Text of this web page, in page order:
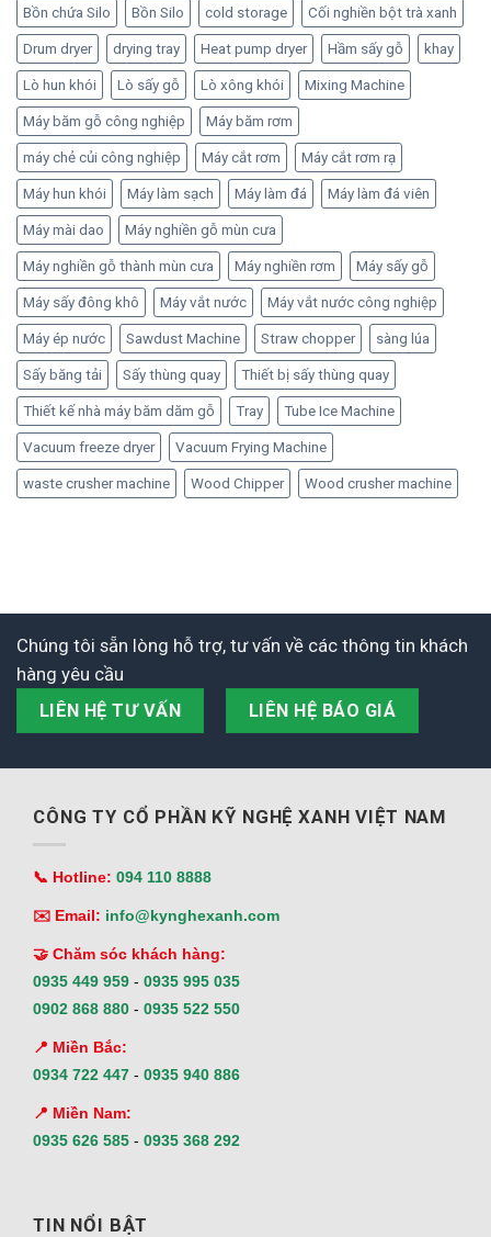
Bồn chứa Silo Bồn Silo cold storage Cối nghiền bột trà xanh
Drum dryer drying tray Heat pump dryer Hầm sấy gỗ khay
Lò hun khói Lò sấy gỗ Lò xông khói Mixing Machine
Máy băm gỗ công nghiệp Máy băm rơm
máy chẻ củi công nghiệp Máy cắt rơm Máy cắt rơm rạ
Máy hun khói Máy làm sạch Máy làm đá Máy làm đá viên
Máy mài dao Máy nghiền gỗ mùn cưa
Máy nghiền gỗ thành mùn cưa Máy nghiền rơm Máy sấy gỗ
Máy sấy đông khô Máy vắt nước Máy vắt nước công nghiệp
Máy ép nước Sawdust Machine Straw chopper sàng lúa
Sấy băng tải Sấy thùng quay Thiết bị sấy thùng quay
Thiết kế nhà máy băm dăm gỗ Tray Tube Ice Machine
Vacuum freeze dryer Vacuum Frying Machine
waste crusher machine Wood Chipper Wood crusher machine
Chúng tôi sẵn lòng hỗ trợ, tư vấn về các thông tin khách
hàng yêu cầu
LIÊN HỆ TƯ VẤN LIÊN HỆ BÁO GIÁ
CÔNG TY CỔ PHẦN KỸ NGHỆ XANH VIỆT NAM
📞 Hotline: 094 110 8888
✉️ Email: info@kynghexanh.com
🤝 Chăm sóc khách hàng:
0935 449 959 - 0935 995 035
0902 868 880 - 0935 522 550
📍 Miền Bắc:
0934 722 447 - 0935 940 886
📍 Miền Nam:
0935 626 585 - 0935 368 292
TIN NỔI BẬT